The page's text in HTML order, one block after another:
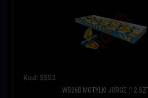
Kod: 5552
W526B MOTYLKI JORGE (12